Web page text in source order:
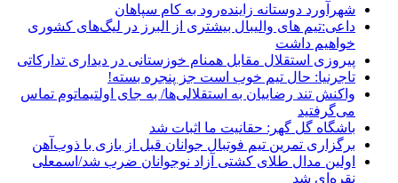
شهرآورد دوستانه زاینده‌رود به کام سپاهان
داعی:تیم های والیبال بیشتری از البرز در لیگ‌های کشوری
خواهیم داشت
پیروزی استقلال مقابل همنام خوزستانی در دیداری تدارکاتی
تاجرنیا: حال تیم خوب است جز پنجره بسته!
واکنش تند رضاییان به استقلالی‌ها/ به جای اولتیماتوم تماس
می‌گرفتید
باشگاه گل گهر: حقانیت ما اثبات شد
برگزاری تمرین تیم فوتبال جوانان قبل از بازی با ذوب‌آهن
اولین مدال طلای کشتی آزاد نوجوانان ضرب شد/اسمعلی
نقره‌ای شد